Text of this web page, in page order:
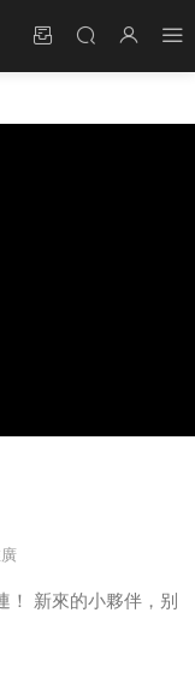
！ 新來的小夥伴，别